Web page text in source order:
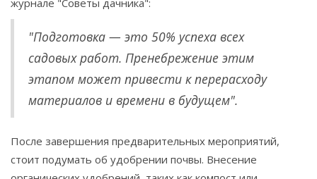
журнале "Советы дачника":
"Подготовка — это 50% успеха всех
садовых работ. Пренебрежение этим
этапом может привести к перерасходу
материалов и времени в будущем".
После завершения предварительных мероприятий,
стоит подумать об удобрении почвы. Внесение